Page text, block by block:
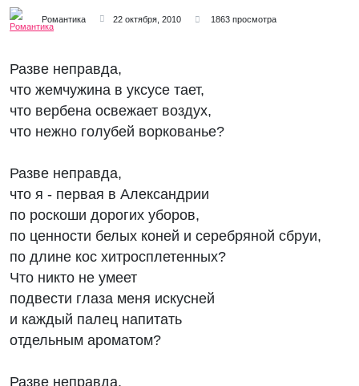
Романтика 22 октября, 2010 1863 просмотра
Разве неправда,
что жемчужина в уксусе тает,
что вербена освежает воздух,
что нежно голубей воркованье?
Разве неправда,
что я - первая в Александрии
по роскоши дорогих уборов,
по ценности белых коней и серебряной сбруи,
по длине кос хитросплетенных?
Что никто не умеет
подвести глаза меня искусней
и каждый палец напитать
отдельным ароматом?
Разве неправда,